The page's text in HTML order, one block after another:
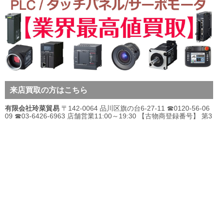
来店買取の方はこちら
有限会社玲菜貿易 〒142-0064 品川区旗の台6-27-11 ☎0120-56-06
09 ☎03-6426-6963 店舗営業11:00～19:30 【古物商登録番号】 第3